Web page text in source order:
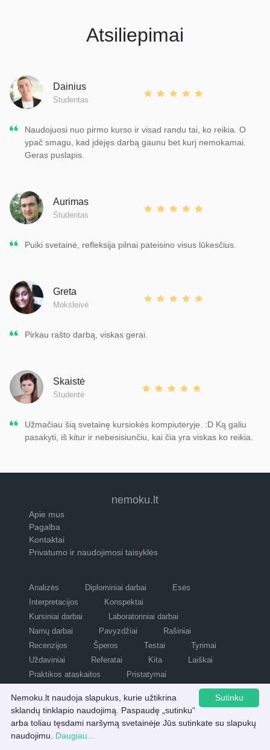
Atsiliepimai
Dainius
Studentas
Naudojuosi nuo pirmo kurso ir visad randu tai, ko reikia. O
ypač smagu, kad įdėjęs darbą gaunu bet kurį nemokamai.
Geras puslapis.
Aurimas
Studentas
Puiki svetainė, refleksija pilnai pateisino visus lūkesčius.
Greta
Moksleivė
Pirkau rašto darbą, viskas gerai.
Skaistė
Studentė
Užmačiau šią svetainę kursiokės kompiuteryje. :D Ką galiu
pasakyti, iš kitur ir nebesisiunčiu, kai čia yra viskas ko reikia.
Atsisiųsti šį kursinį darbą
nemoku.lt
Apie mus
Pagalba
Kontaktai
Privatumo ir naudojimosi taisyklės
Analizės Diplominiai darbai
Esės
Interpretacijos
Konspektai
Kursiniai darbai
Laboratoriniai darbai
Namų darbai
Pavyzdžiai
Rašiniai
Recenzijos
Šperos Testai
Tyrimai
Uždaviniai
Referatai Kita
Laiškai
Praktikos ataskaitos
Pristatymai
Verslo planai
Magistro darbai
Bakalauro darbai
Pamokų planai
Planai
Refleksijos
Sutinku
Nemoku.lt naudoja slapukus, kurie užtikrina
sklandų tinklapio naudojimą. Paspaudę „sutinku“
arba toliau tęsdami naršymą svetainėje Jūs sutinkate su slapukų
naudojimu. Daugiau...